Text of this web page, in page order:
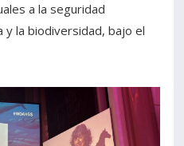
a la seguridad
y la biodiversidad, bajo el